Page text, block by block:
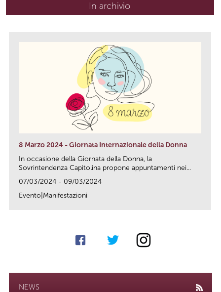
In archivio
8 Marzo 2024 - Giornata Internazionale della Donna
In occasione della Giornata della Donna, la
Sovrintendenza Capitolina propone appuntamenti nei...
07/03/2024 - 09/03/2024
Evento|Manifestazioni
NEWS